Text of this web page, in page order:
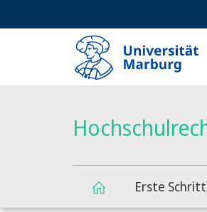
Erste